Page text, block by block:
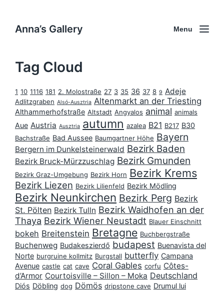
Anna’s Gallery Menu
Tag Cloud
1 10 1116 181 2. Molostraße 27 3 35 36 37 8 9 Adeje
Adlitzgraben Alsó-Ausztria Altenmarkt an der Triesting
Althammerhofstraße Altstadt Angyalos animal animals
Aue Austria Ausztria autumn azalea B21 B217 B30
Bachstraße Bad Aussee Baumgartner Höhe Bayern
Bergern im Dunkelsteinerwald Bezirk Baden
Bezirk Bruck-Mürzzuschlag Bezirk Gmunden
Bezirk Graz-Umgebung Bezirk Horn Bezirk Krems
Bezirk Liezen Bezirk Lilienfeld Bezirk Mödling
Bezirk Neunkirchen Bezirk Perg Bezirk
St. Pölten Bezirk Tulln Bezirk Waidhofen an der
Thaya Bezirk Wiener Neustadt Blauer Einschnitt
bokeh Breitenstein Bretagne Buchbergstraße
Buchenweg Budakeszierdő budapest Buenavista del
Norte burgruine kollmitz Burgstall butterfly Campana
Avenue castle cat cave Coral Gables corfu Côtes-
d’Armor Courtoisville – Sillon – Moka Deutschland
Diós Döbling dog Dömös dripstone cave Drumul lui